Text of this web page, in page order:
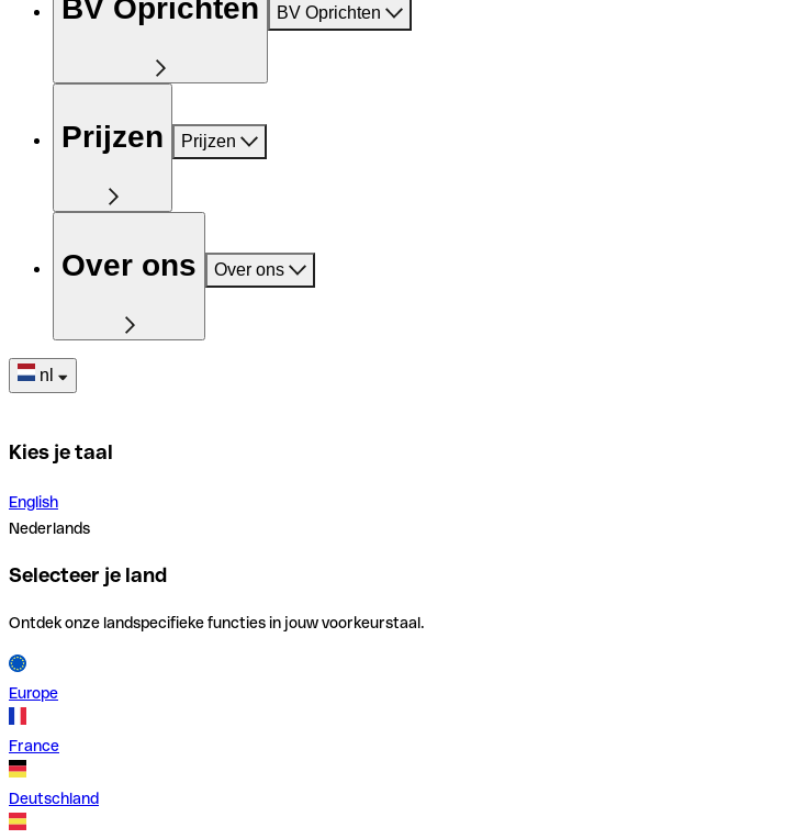
BV Oprichten BV Oprichten
Prijzen Prijzen
Over ons Over ons
nl
Kies je taal
English
Nederlands
Selecteer je land
Ontdek onze landspecifieke functies in jouw voorkeurstaal.
Europe
France
Deutschland